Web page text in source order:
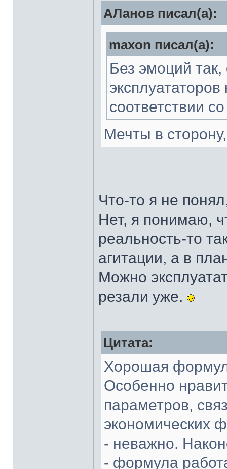
АЛанов писал(а):
maxon писал(а):
Без эмоций
соответствии
Мечты в
Что-то я не
Нет, я понимаю,
реальность-то
агитации, а в
Можно
резали уже.
Цитата:
Хорошая
Особенно
параметров,
экономических
- неважно.
- формула